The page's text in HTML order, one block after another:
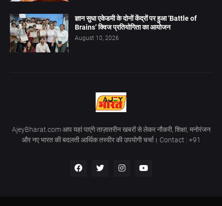
ज्ञान सुधा एकेडमी के दोनों केंद्रों पर हुआ ‘Battle of
Brains’ क्विज प्रतियोगिता का आयोजन
August 10, 2026
AjeyBharat.com आप यहां पाएंगे ताज़ातरीन खबरों से लेकर नौकरी, शिक्षा, मनोरंजन
और नए भारत की बदलती आर्थिक तस्वीर की उपयोगी चर्चा। Contact : +91